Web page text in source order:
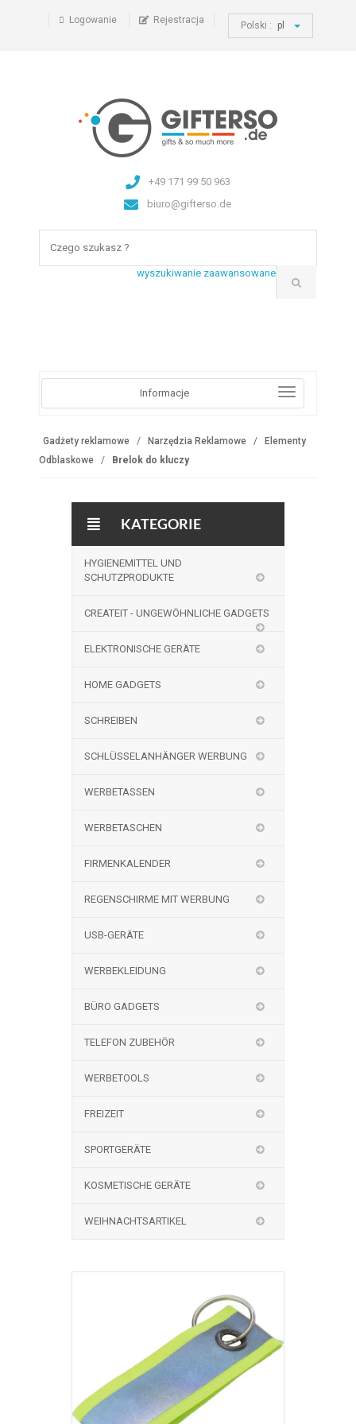
Logowanie Rejestracja Polski : pl
+49 171 99 50 963
biuro@gifterso.de
wyszukiwanie zaawansowane
Informacje
Gadżety reklamowe Narzędzia Reklamowe
Elementy
Odblaskowe
Brelok do kluczy
KATEGORIE
HYGIENEMITTEL UND
SCHUTZPRODUKTE
CREATEIT - UNGEWÖHNLICHE GADGETS
ELEKTRONISCHE GERÄTE
HOME GADGETS
SCHREIBEN
SCHLÜSSELANHÄNGER WERBUNG
WERBETASSEN
WERBETASCHEN
FIRMENKALENDER
REGENSCHIRME MIT WERBUNG
USB-GERÄTE
WERBEKLEIDUNG
BÜRO GADGETS
TELEFON ZUBEHÖR
WERBETOOLS
FREIZEIT
SPORTGERÄTE
KOSMETISCHE GERÄTE
WEIHNACHTSARTIKEL